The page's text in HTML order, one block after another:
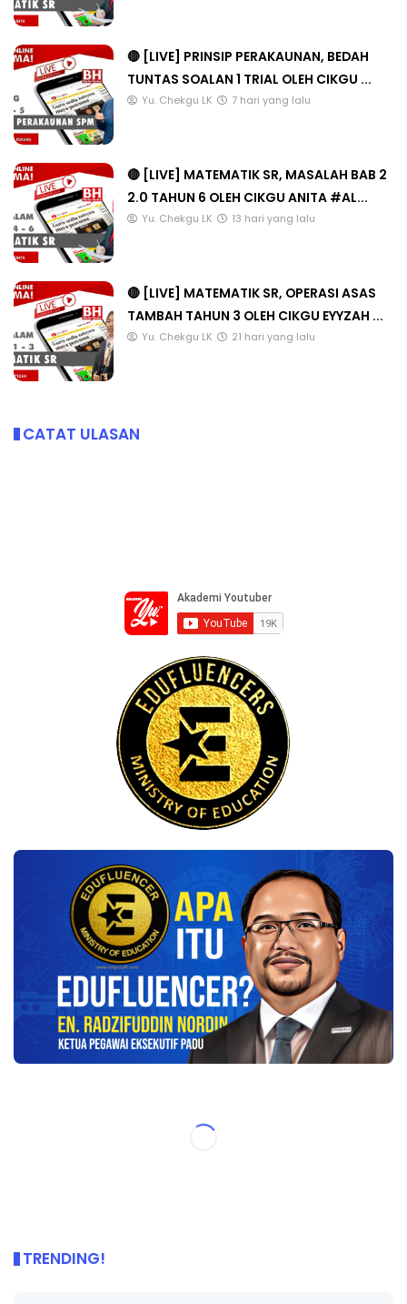
🔴 [LIVE] PRINSIP PERAKAUNAN, BEDAH
TUNTAS SOALAN 1 TRIAL OLEH CIKGU ...
Yu. Chekgu LK 7 hari yang lalu
🔴 [LIVE] MATEMATIK SR, MASALAH BAB 2
2.0 TAHUN 6 OLEH CIKGU ANITA #AL...
Yu. Chekgu LK 13 hari yang lalu
🔴 [LIVE] MATEMATIK SR, OPERASI ASAS
TAMBAH TAHUN 3 OLEH CIKGU EYYZAH ...
Yu. Chekgu LK 21 hari yang lalu
CATAT ULASAN
TRENDING!